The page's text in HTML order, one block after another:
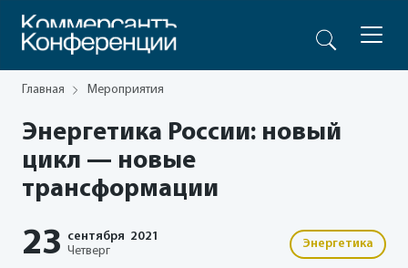
Главная Мероприятия
Энергетика России: новый
цикл — новые
трансформации
23 сентября 2021
Четверг
Энергетика